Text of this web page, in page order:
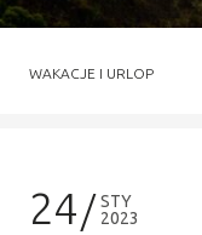
WAKACJE I URLOP
24
STY
2023